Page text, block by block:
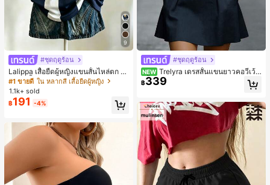
9
#ชุดฤดูร้อน
Lalippa เสื้อยืดผู้หญิงแขนสั้นไหล่ตก ค
อวีปกเสื้อ ลายพิมพ์ดิจิทัลลายทาง สไตล์
สปอร์ตแฟชั่นมินิมอล ของขวัญสำหรับเ
พื่อน
#1 ขายดี ใน หลากสี เสื้อยืดผู้หญิง
1.1k+ sold
฿191 -4%
#ชุดฤดูร้อน
NEW Trelyra เดรสสั้นแขนยาวคอวีเว้า
สีพื้นสำหรับผู้หญิง
฿339